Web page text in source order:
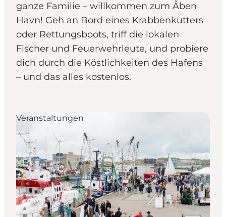
ganze Familie – willkommen zum Åben
Havn! Geh an Bord eines Krabbenkutters
oder Rettungsboots, triff die lokalen
Fischer und Feuerwehrleute, und probiere
dich durch die Köstlichkeiten des Hafens
– und das alles kostenlos.
Veranstaltungen